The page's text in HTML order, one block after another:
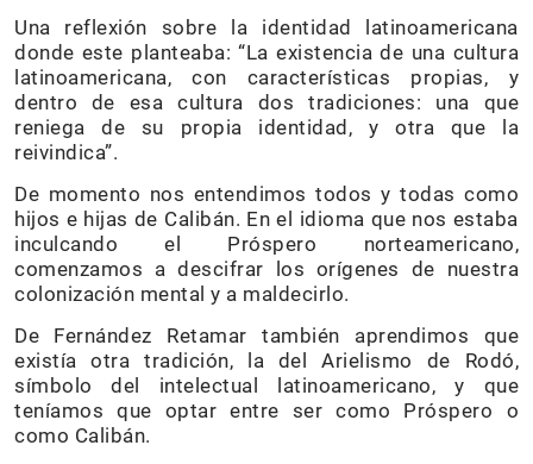
Una reflexión sobre la identidad latinoamericana
donde este planteaba: “La existencia de una cultura
latinoamericana, con características propias, y
dentro de esa cultura dos tradiciones: una que
reniega de su propia identidad, y otra que la
reivindica”.
De momento nos entendimos todos y todas como
hijos e hijas de Calibán. En el idioma que nos estaba
inculcando el Próspero norteamericano,
comenzamos a descifrar los orígenes de nuestra
colonización mental y a maldecirlo.
De Fernández Retamar también aprendimos que
existía otra tradición, la del Arielismo de Rodó,
símbolo del intelectual latinoamericano, y que
teníamos que optar entre ser como Próspero o
como Calibán.